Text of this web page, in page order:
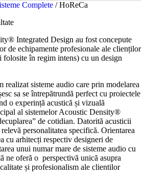
Complete / HoReCa
Integrated Design au fost concepute
de echipamente profesionale ale clienților
folosite în regim intens) cu un design
realizat sisteme audio care prin modelarea
sa se întrepătrundă perfect cu proiectele
o experință acustică și vizuală
al sistemelor Acoustic Density®️
de cotidian. Datorită acusticii
personalitatea specifică. Orientarea
cu arhitecți respectiv designeri de
unui numar mare de sisteme audio cu
ne oferă o perspectivă unică asupra
și profesionalism ale clientilor